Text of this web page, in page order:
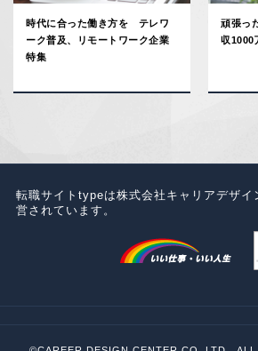
時代に合った働き方を テレワ
ーク普及、リモートワーク企業
特集
頑張っ
収1000
転職サイトtypeは株式会社キャリアデザイ
営されています。